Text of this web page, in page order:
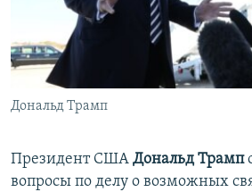
ПОБЕДИТЕЛЕЙ НЕ СУДЯТ?
КРЫМ.НЕПОКОРЕННЫЙ
ELIFBE
УКРАИНСКАЯ ПРОБЛЕМА КРЫМА
ПРИСОЕДИНЯЙТЕСЬ!
Дональд Трамп
Президент США Дональд Трамп
вопросы по делу о возможных